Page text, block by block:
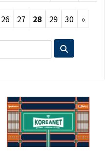
26 27 28 29 30 »Next